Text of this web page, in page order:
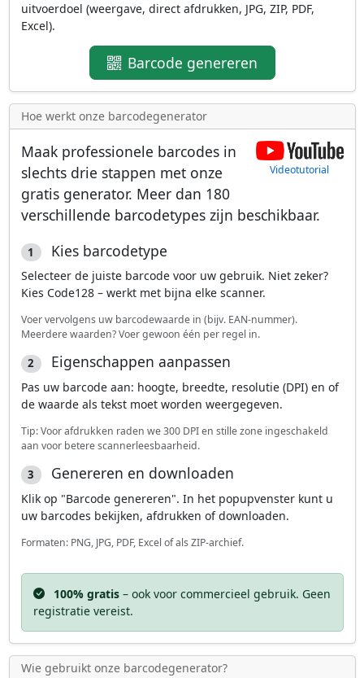
uitvoerdoel (weergave, direct afdrukken, JPG, ZIP, PDF,
Excel).
Barcode genereren
Hoe werkt onze barcodegenerator
Videotutorial
Maak professionele barcodes in
slechts drie stappen met onze
gratis generator. Meer dan 180
verschillende barcodetypeszijn beschikbaar.
1 Kies barcodetype
Selecteer de juiste barcode voor uw gebruik. Niet zeker?
Kies Code128 – werkt met bijna elke scanner.
Voer vervolgens uw barcodewaarde in (bijv. EAN-nummer).
Meerdere waarden? Voer gewoon één per regel in.
2 Eigenschappen aanpassen
Pas uw barcode aan: hoogte, breedte, resolutie (DPI) en of
de waarde als tekst moet worden weergegeven.
Tip: Voor afdrukken raden we 300 DPI en stille zone ingeschakeld
aan voor betere scannerleesbaarheid.
3 Genereren en downloaden
Klik op "Barcode genereren". In het popupvenster kunt u
uw barcodes bekijken, afdrukken of downloaden.
Formaten: PNG, JPG, PDF, Excel of als ZIP-archief.
100% gratis– ook voor commercieel gebruik. Geen
registratie vereist.
Wie gebruikt onze barcodegenerator?